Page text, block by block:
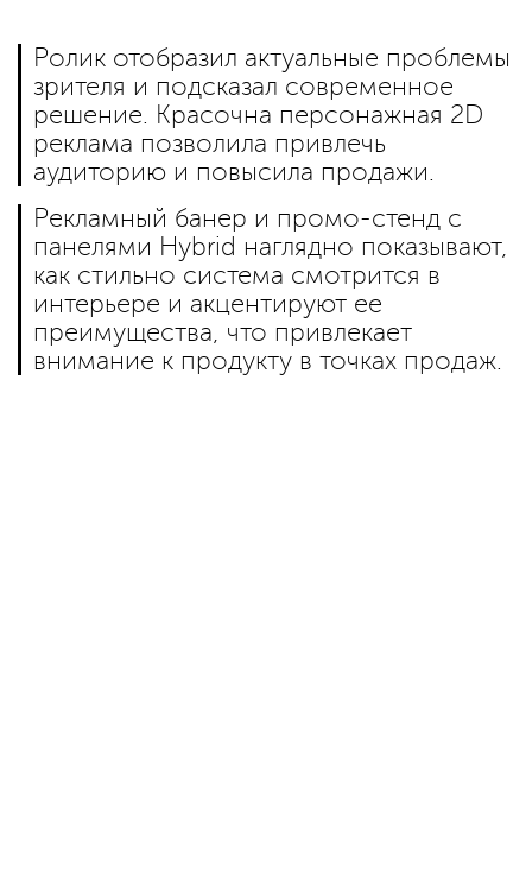
Ролик отобразил актуальные проблемы
зрителя и подсказал современное
решение. Красочна персонажная 2D
реклама позволила привлечь
аудиторию и повысила продажи.
Рекламный банер и промо-стенд с
панелями Hybrid наглядно показывают,
как стильно система смотрится в
интерьере и акцентируют ее
преимущества, что привлекает
внимание к продукту в точках продаж.